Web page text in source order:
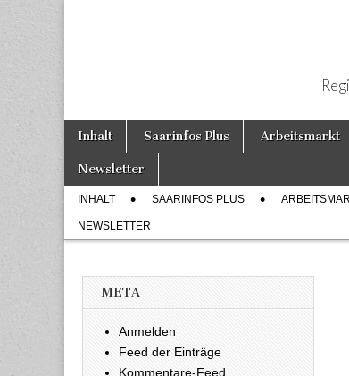
Hauptmenü
Weiter zum Inhalt
Inhalt Saarinfos Plus Arbeitsmarkt
Newsletter
Untermenü
INHALT SAARINFOS PLUS
NEWSLETTER
META
Anmelden
Feed der Einträge
Kommentare-Feed